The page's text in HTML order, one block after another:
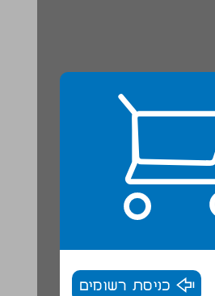
כניסת רשומים